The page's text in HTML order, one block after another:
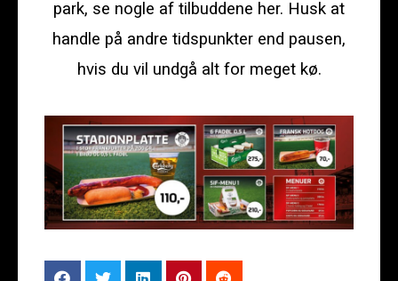
park, se nogle af tilbuddene her. Husk at
handle på andre tidspunkter end pausen,
hvis du vil undgå alt for meget kø.